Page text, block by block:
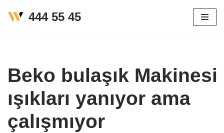
444 55 45
Beko bulaşık Makinesi
ışıkları yanıyor ama
çalışmıyor